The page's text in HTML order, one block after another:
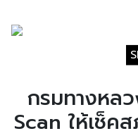
กรมทางหล
Scan ให้เช็ค